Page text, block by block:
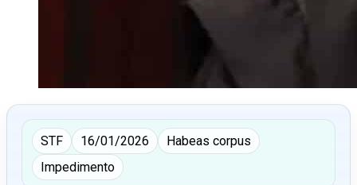
STF 16/01/2026
Habeas corpus
Impedimento